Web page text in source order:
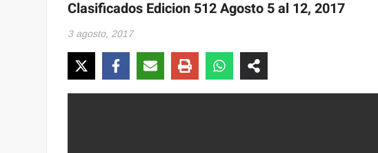
Clasificados Edicion 512 Agosto 5 al 12, 2017
3 agosto, 2017